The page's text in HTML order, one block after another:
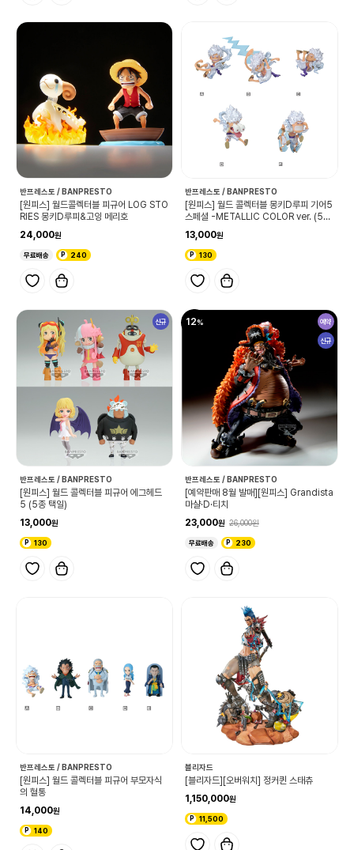
반프레스토 / BANPRESTO
[원피스] 월드콜렉터블 피규어 LOG STO
RIES 몽키D루피&고잉 메리호
24,000
무료배송 240
반프레스토 / BANPRESTO
[원피스] 월드 콜렉터블 몽키D루피 기어5
스페셜 -METALLIC COLOR ver. (5종
13,000
130
신규
반프레스토 / BANPRESTO
[원피스] 월드 콜렉터블 피규어 에그헤드
5 (5종 택일)
13,000
130
12 예약
신규
반프레스토 / BANPRESTO
[예약판매 8월 발매][원피스] Grandista
마샬·D·티치
23,000
26,000
무료배송 230
반프레스토 / BANPRESTO
[원피스] 월드 콜렉터블 피규어 부모자식
의 혈통
14,000
140
블리자드
[블리자드][오버워치] 정커퀸 스태츄
1,150,000
11,500